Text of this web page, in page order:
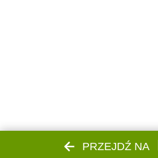
PRZEJDŹ NA